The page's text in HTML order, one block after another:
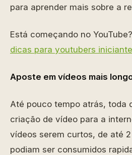
para aprender mais sobre a
Está começando no
dicas para youtubers
Aposte em vídeos mais
Até pouco tempo atrás, toda
criação de vídeo para a
vídeos serem curtos, de até
podiam ser consumidos